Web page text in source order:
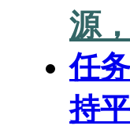
源
任
持